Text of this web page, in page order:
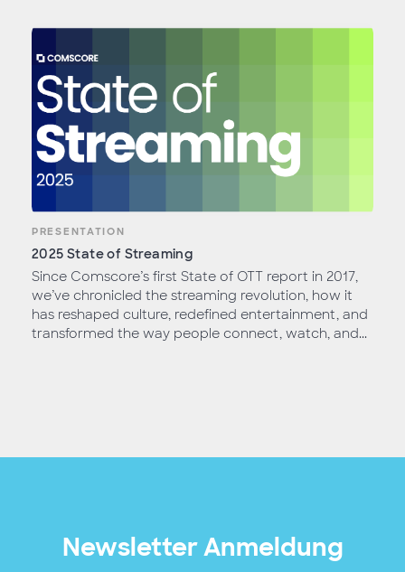
PRESENTATION
2025 State of Streaming
Since Comscore’s first State of OTT report in 2017,
we’ve chronicled the streaming revolution, how it
has reshaped culture, redefined entertainment, and
transformed the way people connect, watch, and...
Newsletter Anmeldung